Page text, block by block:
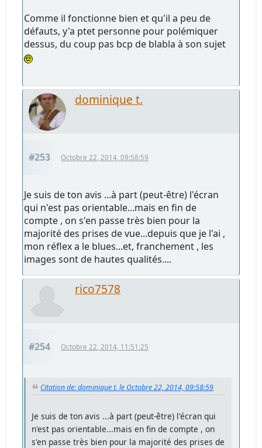
Comme il fonctionne bien et qu'il a peu de
défauts, y'a ptet personne pour polémiquer
dessus, du coup pas bcp de blabla à son sujet
dominique t.
#253 Octobre 22, 2014, 09:58:59
Je suis de ton avis ...à part (peut-être) l'écran
qui n'est pas orientable...mais en fin de
compte , on s'en passe très bien pour la
majorité des prises de vue...depuis que je l'ai ,
mon réflex a le blues...et, franchement , les
images sont de hautes qualités....
rico7578
#254 Octobre 22, 2014, 11:51:25
Citation de: dominique t. le Octobre 22, 2014, 09:58:59
Je suis de ton avis ...à part (peut-être) l'écran qui
n'est pas orientable...mais en fin de compte , on
s'en passe très bien pour la majorité des prises de